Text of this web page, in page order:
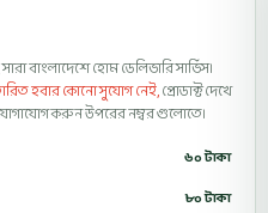
বাংলাদেশে হোম ডেলিভারি সার্ভিস।
হবার কোনো সুযোগ নেই,প্রোডাক্ট দেখে
করুন উপরের নম্বর গুলোতে।
৬০ টাকা
৮০ টাকা